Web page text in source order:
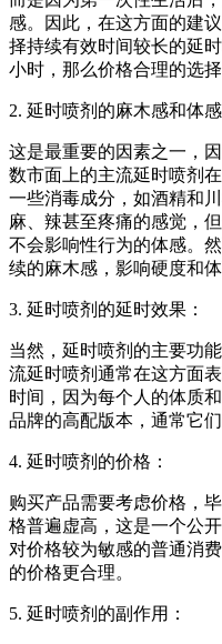
感。因此，在这方面的建
择持续有效时间较长的延
小时，那么价格合理的选择
2. 延时喷剂的麻木感和体感
这是最重要的因素之一，
数市面上的主流延时喷剂
一些消毒成分，如酒精和
麻、辣甚至疼痛的感觉，
不会影响性行为的体感。
续的麻木感，影响硬度和
3. 延时喷剂的延时效果：
当然，延时喷剂的主要功
流延时喷剂通常在这方面
时间，因为每个人的体质
品牌的高配版本，通常它
4. 延时喷剂的价格：
购买产品需要考虑价格，
格普遍虚高，这是一个公
对价格较为敏感的普通消
的价格更合理。
5. 延时喷剂的副作用：